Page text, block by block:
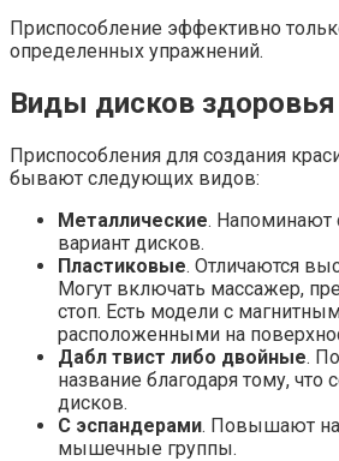
Приспособление эффективно
определенных упражнений.
Виды дисков здоровья
Приспособления для создания
бывают следующих видов:
Металлические. Напоминают
вариант дисков.
Пластиковые. Отличаются
Могут включать массажер,
стоп. Есть модели с
расположенными на
Дабл твист либо двойные.
название благодаря тому, что
дисков.
С эспандерами. Повышают
мышечные группы.